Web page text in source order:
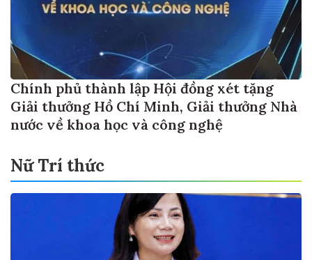
Chính phủ thành lập Hội đồng xét tặng
Giải thưởng Hồ Chí Minh, Giải thưởng Nhà
nước về khoa học và công nghệ
Nữ Trí thức